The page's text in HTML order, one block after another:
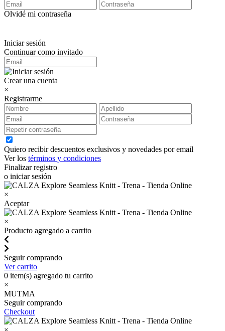
Olvidé mi contraseña
Iniciar sesión
Continuar como invitado
Crear una cuenta
×
Registrarme
Quiero recibir descuentos exclusivos y novedades por email
Ver los términos y condiciones
Finalizar registro
o iniciar sesión
×
Aceptar
×
Producto agregado a carrito
Seguir comprando
Ver carrito
0 item(s) agregado tu carrito
×
MUTMA
Seguir comprando
Checkout